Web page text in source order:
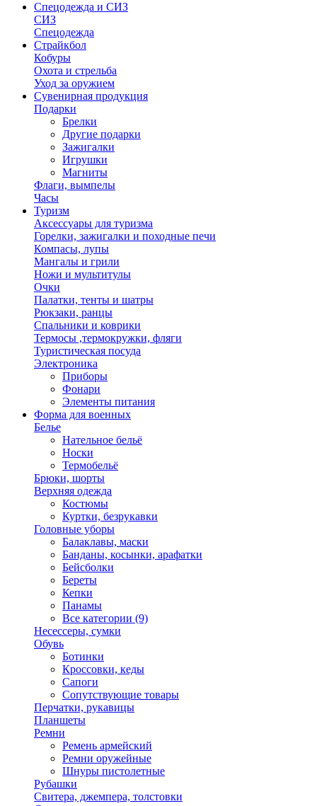
Спецодежда и СИЗ
СИЗ
Спецодежда
Страйкбол
Кобуры
Охота и стрельба
Уход за оружием
Сувенирная продукция
Подарки
Брелки
Другие подарки
Зажигалки
Игрушки
Магниты
Флаги, вымпелы
Часы
Туризм
Аксессуары для туризма
Горелки, зажигалки и походные печи
Компасы, лупы
Мангалы и грили
Ножи и мультитулы
Очки
Палатки, тенты и шатры
Рюкзаки, ранцы
Спальники и коврики
Термосы ,термокружки, фляги
Туристическая посуда
Электроника
Приборы
Фонари
Элементы питания
Форма для военных
Белье
Нательное бельё
Носки
Термобельё
Брюки, шорты
Верхняя одежда
Костюмы
Куртки, безрукавки
Головные уборы
Балаклавы, маски
Банданы, косынки, арафатки
Бейсболки
Береты
Кепки
Панамы
Все категории (9)
Несессеры, сумки
Обувь
Ботинки
Кроссовки, кеды
Сапоги
Сопутствующие товары
Перчатки, рукавицы
Планшеты
Ремни
Ремень армейский
Ремни оружейные
Шнуры пистолетные
Рубашки
Свитера, джемпера, толстовки